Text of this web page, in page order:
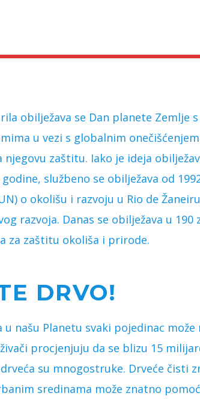
obilježava se Dan planete Zemlje
u vezi s globalnim
njegovu zaštitu. Iako je ideja
službeno se obilježava od
o okolišu i razvoju u Rio de
razvoja. Danas se obilježava u 190
za zaštitu okoliša i prirode.
DRVO!
u našu Planetu svaki pojedinac
procjenjuju da se blizu 15
su mnogostruke. Drveće čisti
sredinama može znatno